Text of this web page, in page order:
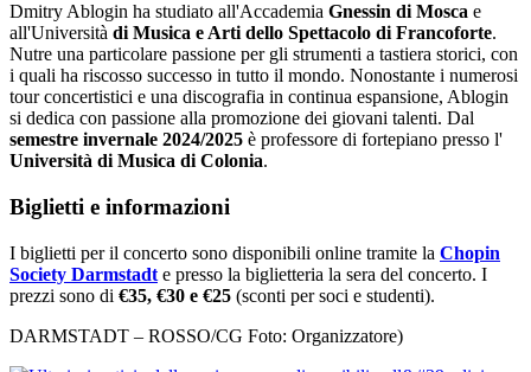
Dmitry Ablogin ha studiato all'Accademia Gnessin di Mosca e
all'Università di Musica e Arti dello Spettacolo di Francoforte.
Nutre una particolare passione per gli strumenti a tastiera storici, con
i quali ha riscosso successo in tutto il mondo. Nonostante i numerosi
tour concertistici e una discografia in continua espansione, Ablogin
si dedica con passione alla promozione dei giovani talenti. Dal
semestre invernale 2024/2025 è professore di fortepiano presso l'
Università di Musica di Colonia.
Biglietti e informazioni
I biglietti per il concerto sono disponibili online tramite la Chopin
Society Darmstadt e presso la biglietteria la sera del concerto. I
prezzi sono di €35, €30 e €25 (sconti per soci e studenti).
DARMSTADT – ROSSO/CG Foto: Organizzatore)